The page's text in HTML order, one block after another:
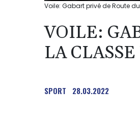
Voile: Gabart privé de Route
VOILE:
LA
SPORT 28.03.2022